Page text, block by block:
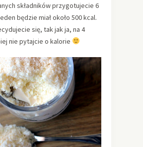
składników przygotujecie 6
będzie miał około 500 kcal.
się, tak jak ja, na 4
nie pytajcie o kalorie